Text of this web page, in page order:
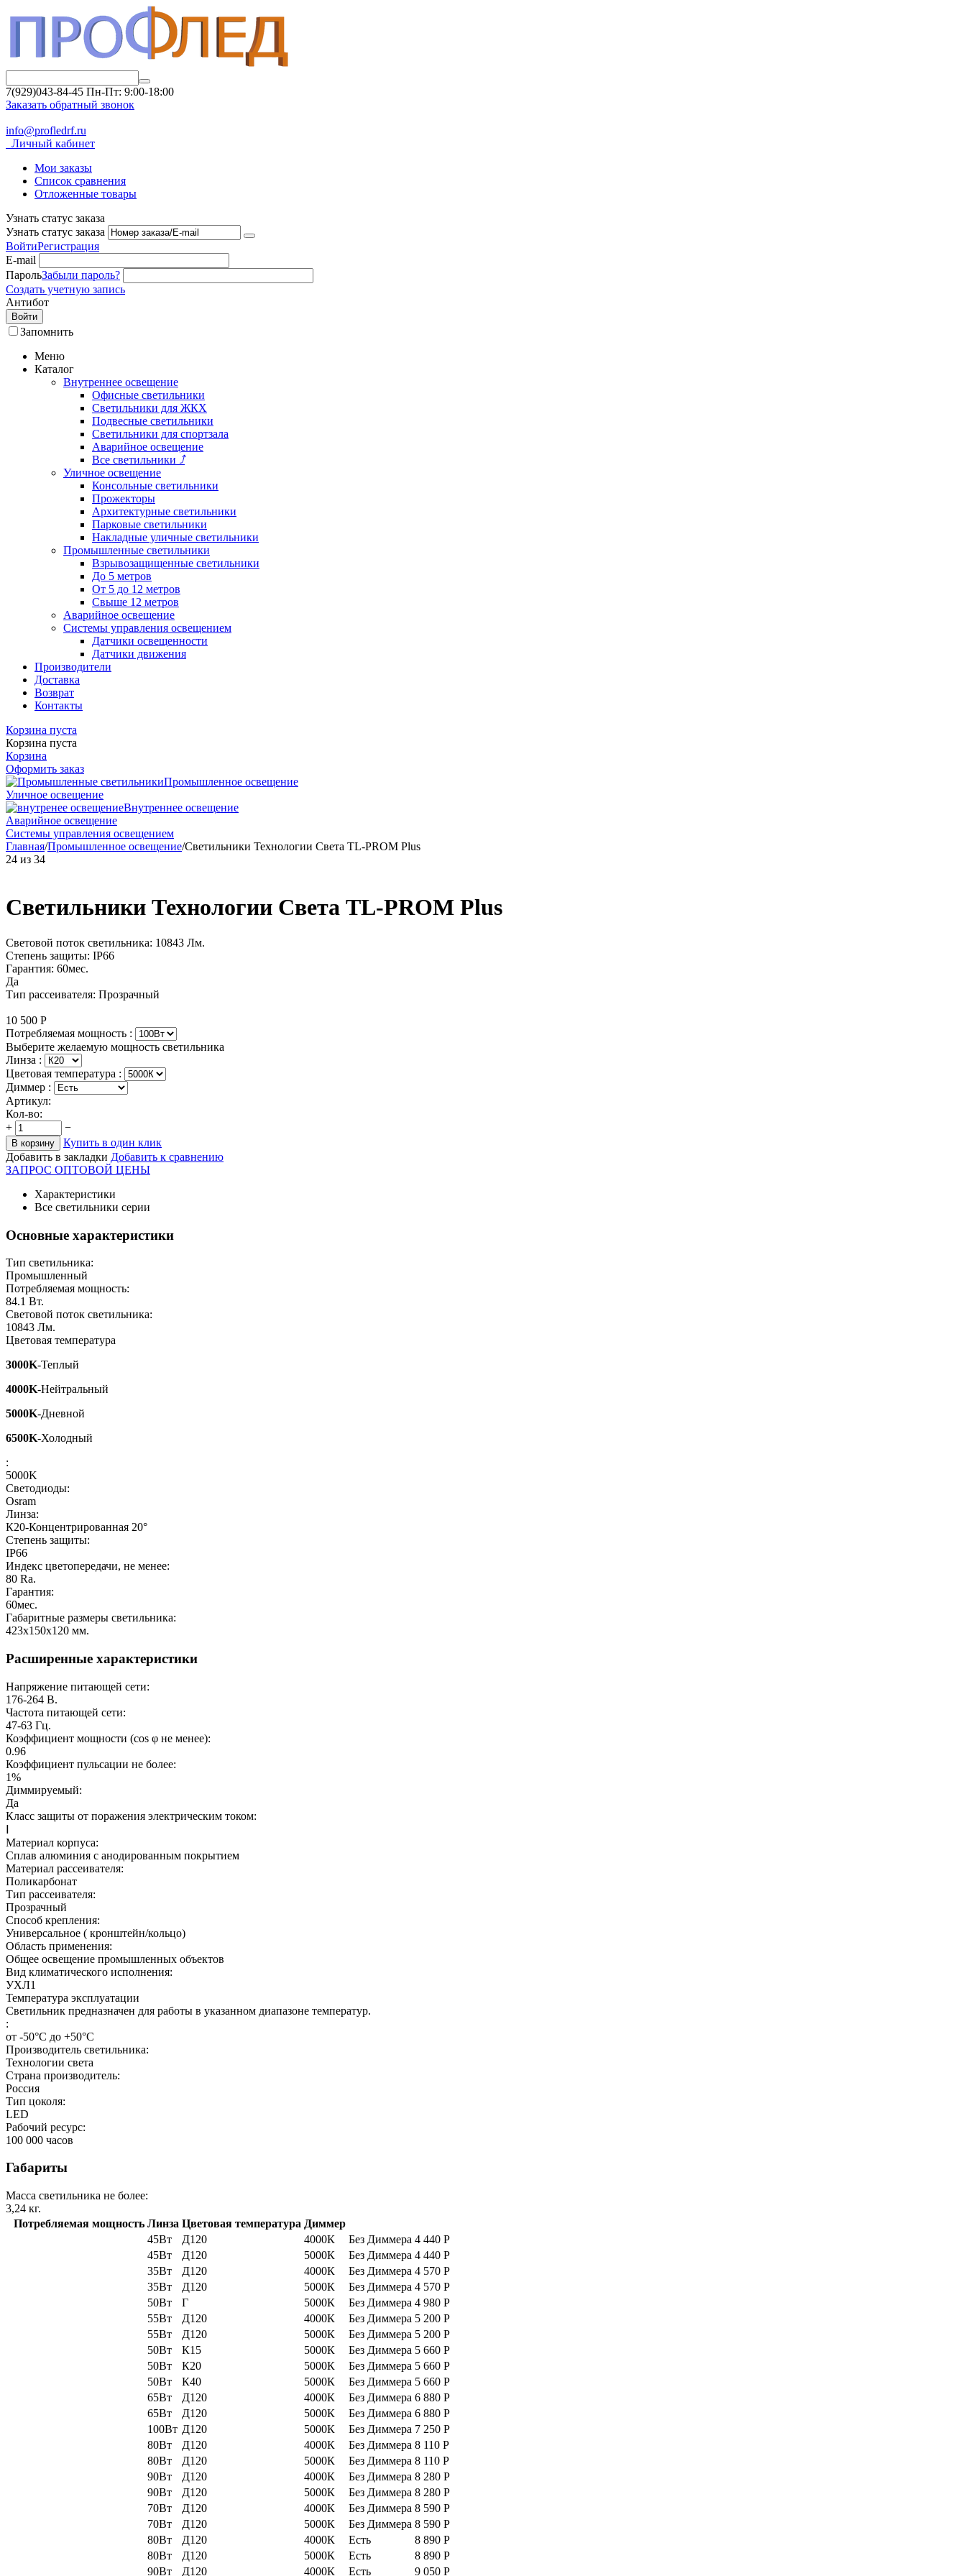
7(929)043-84-45 Пн-Пт: 9:00-18:00
Заказать обратный звонок
info@profledrf.ru
Личный кабинет
Мои заказы
Список сравнения
Отложенные товары
Узнать статус заказа
Узнать статус заказа
ВойтиРегистрация
E-mail
ПарольЗабыли пароль?
Создать учетную запись
Антибот
Войти
Запомнить
Меню
Каталог
Внутреннее освещение
Офисные светильники
Светильники для ЖКХ
Подвесные светильники
Светильники для спортзала
Аварийное освещение
Все светильники ⤴
Уличное освещение
Консольные светильники
Прожекторы
Архитектурные светильники
Парковые светильники
Накладные уличные светильники
Промышленные светильники
Взрывозащищенные светильники
До 5 метров
От 5 до 12 метров
Свыше 12 метров
Аварийное освещение
Системы управления освещением
Датчики освещенности
Датчики движения
Производители
Доставка
Возврат
Контакты
Корзина пуста
Корзина пуста
Корзина
Оформить заказ
Промышленное освещение
Уличное освещение
Внутреннее освещение
Аварийное освещение
Системы управления освещением
Главная/Промышленное освещение/Светильники Технологии Света TL-PROM Plus
24 из 34
Светильники Технологии Света TL-PROM Plus
Световой поток светильника: 10843 Лм.
Степень защиты: IP66
Гарантия: 60мес.
Да
Тип рассеивателя: Прозрачный
10 500 Р
Потребляемая мощность :
Выберите желаемую мощность светильника
Линза :
Цветовая температура :
Диммер :
Артикул:
Кол-во:
+
−
В корзину
Купить в один клик
Добавить в закладки Добавить к сравнению
ЗАПРОС ОПТОВОЙ ЦЕНЫ
Характеристики
Все светильники серии
Основные характеристики
Тип светильника:
Промышленный
Потребляемая мощность:
84.1 Вт.
Световой поток светильника:
10843 Лм.
Цветовая температура
3000K-Теплый
4000K-Нейтральный
5000K-Дневной
6500K-Холодный
:
5000K
Светодиоды:
Osram
Линза:
К20-Концентрированная 20°
Степень защиты:
IP66
Индекс цветопередачи, не менее:
80 Ra.
Гарантия:
60мес.
Габаритные размеры светильника:
423х150х120 мм.
Расширенные характеристики
Напряжение питающей сети:
176-264 В.
Частота питающей сети:
47-63 Гц.
Коэффициент мощности (cos φ не менее):
0.96
Коэффициент пульсации не более:
1%
Диммируемый:
Да
Класс защиты от поражения электрическим током:
Материал корпуса:
Сплав алюминия с анодированным покрытием
Материал рассеивателя:
Поликарбонат
Тип рассеивателя:
Прозрачный
Способ крепления:
Универсальное ( кронштейн/кольцо)
Область применения:
Общее освещение промышленных объектов
Вид климатического исполнения:
УХЛ1
Температура эксплуатации
Светильник предназначен для работы в указанном диапазоне температур.
:
от -50°C до +50°C
Производитель светильника:
Технологии света
Страна производитель:
Россия
Тип цоколя:
LED
Рабочий ресурс:
100 000 часов
Габариты
Масса светильника не более:
3,24 кг.
Потребляемая мощность Линза Цветовая температура Диммер
45Вт
Д120 4000К Без Диммера 4 440 Р
45Вт
Д120 5000К Без Диммера 4 440 Р
35Вт
Д120 4000К Без Диммера 4 570 Р
35Вт
Д120 5000К Без Диммера 4 570 Р
50Вт
Г 5000К Без Диммера 4 980 Р
55Вт
Д120 4000К Без Диммера 5 200 Р
55Вт
Д120 5000К Без Диммера 5 200 Р
50Вт
К15 5000К Без Диммера 5 660 Р
50Вт
К20 5000К Без Диммера 5 660 Р
50Вт
К40 5000К Без Диммера 5 660 Р
65Вт
Д120 4000К Без Диммера 6 880 Р
65Вт
Д120 5000К Без Диммера 6 880 Р
100Вт Д120 5000К Без Диммера 7 250 Р
80Вт
Д120 4000К Без Диммера 8 110 Р
80Вт
Д120 5000К Без Диммера 8 110 Р
90Вт
Д120 4000К Без Диммера 8 280 Р
90Вт
Д120 5000К Без Диммера 8 280 Р
70Вт
Д120 4000К Без Диммера 8 590 Р
70Вт
Д120 5000К Без Диммера 8 590 Р
80Вт
Д120 4000К Есть 8 890 Р
80Вт
Д120 5000К Есть 8 890 Р
90Вт
Д120 4000К Есть 9 050 Р